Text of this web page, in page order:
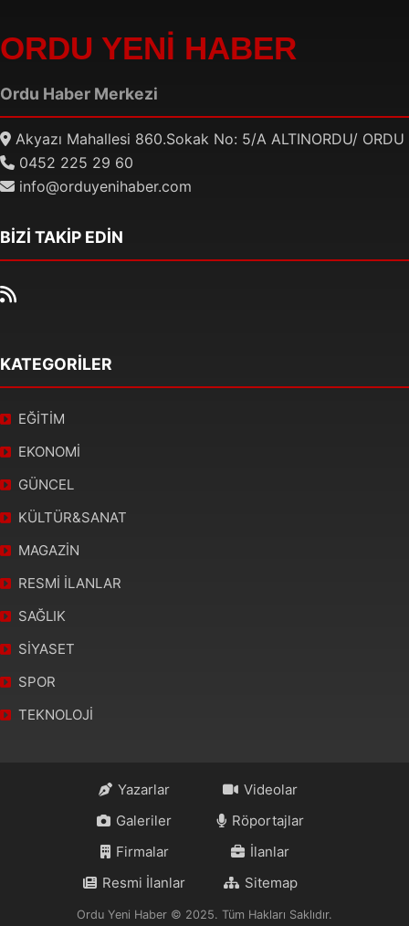
ORDU YENİ HABER
Ordu Haber Merkezi
Akyazı Mahallesi 860.Sokak No: 5/A ALTINORDU/ ORDU
0452 225 29 60
info@orduyenihaber.com
BİZİ TAKİP EDİN
KATEGORİLER
EĞİTİM
EKONOMİ
GÜNCEL
KÜLTÜR&SANAT
MAGAZİN
RESMİ İLANLAR
SAĞLIK
SİYASET
SPOR
TEKNOLOJİ
Yazarlar
Videolar
Galeriler
Röportajlar
Firmalar
İlanlar
Resmi İlanlar
Sitemap
Ordu Yeni Haber © 2025. Tüm Hakları Saklıdır.